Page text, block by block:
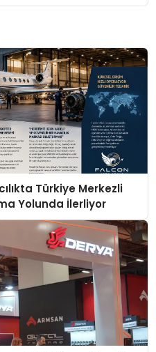
Türkiye Merkezli
Yolunda İlerliyor